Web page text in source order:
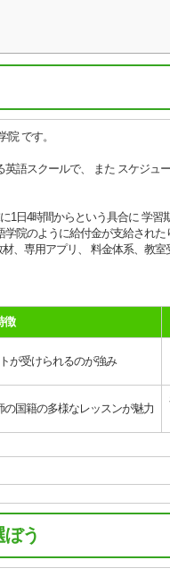
です。
語スクールで、 また スケジュ
1日4時間からという具合に 学習
院のように給付金が支給され
、専用アプリ、 料金体系、教
徴
が受けられるのが強み
国籍の多様なレッスンが魅力
う